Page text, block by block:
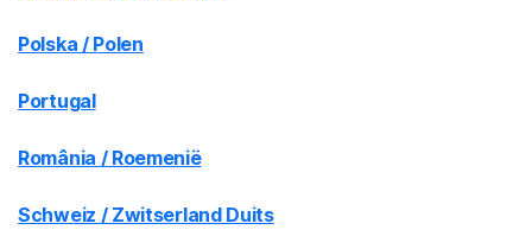
Polska / Polen
Portugal
România / Roemenië
Schweiz / Zwitserland Duits